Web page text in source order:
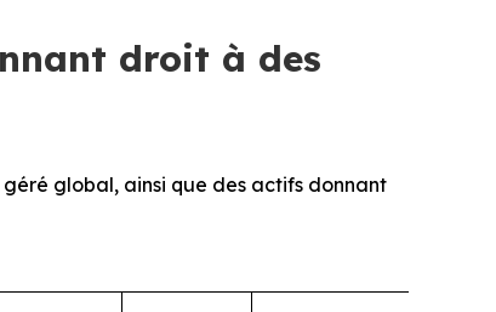
droit à des
géré global, ainsi que des actifs donnant